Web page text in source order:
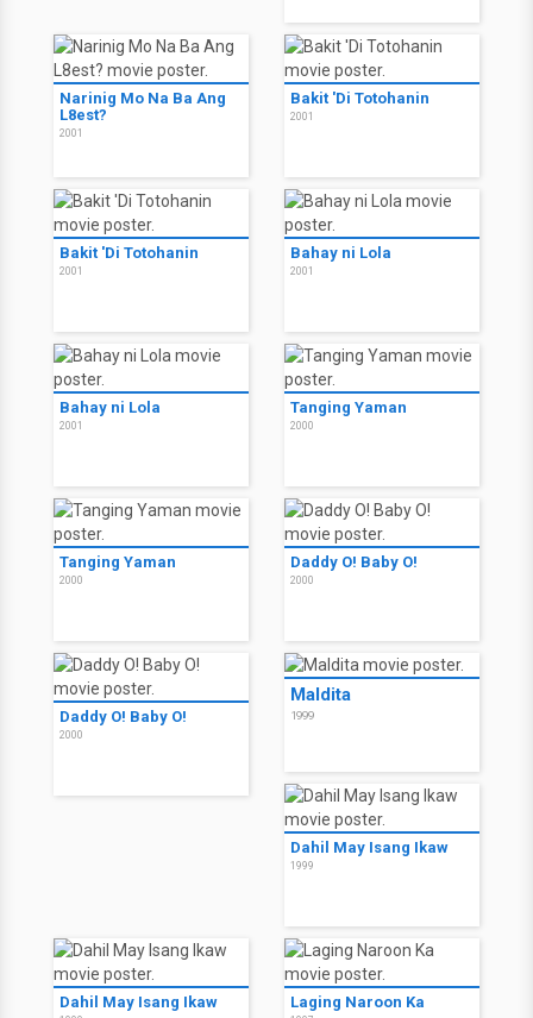
Narinig Mo Na Ba Ang
L8est?
2001
Bakit 'Di Totohanin
2001
Bakit 'Di Totohanin
2001
Bahay ni Lola
2001
Bahay ni Lola
2001
Tanging Yaman
2000
Tanging Yaman
2000
Daddy O! Baby O!
2000
Daddy O! Baby O!
2000
Maldita
1999
Dahil May Isang Ikaw
1999
Dahil May Isang Ikaw Laging Naroon Ka